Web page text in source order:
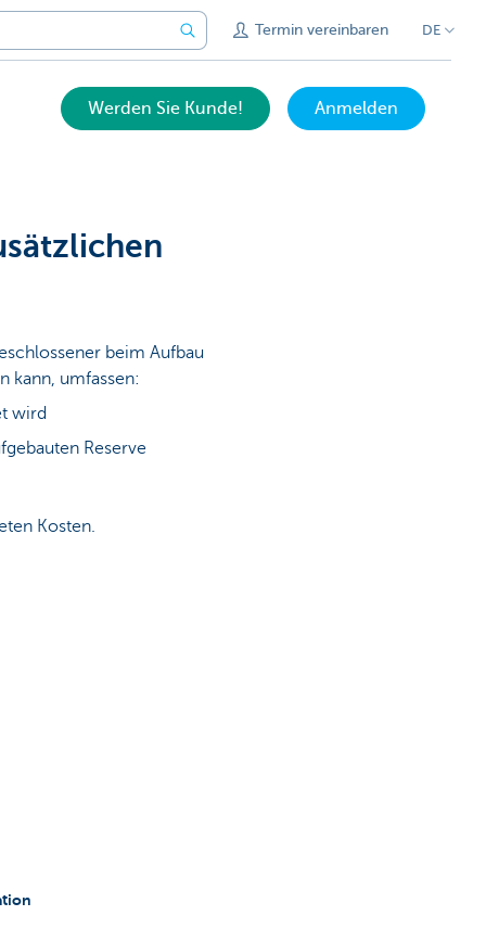
Termin vereinbaren DE
Werden Sie Kunde! Anmelden
beim Aufbau
kann, umfassen:
wird
Reserve
Kosten.